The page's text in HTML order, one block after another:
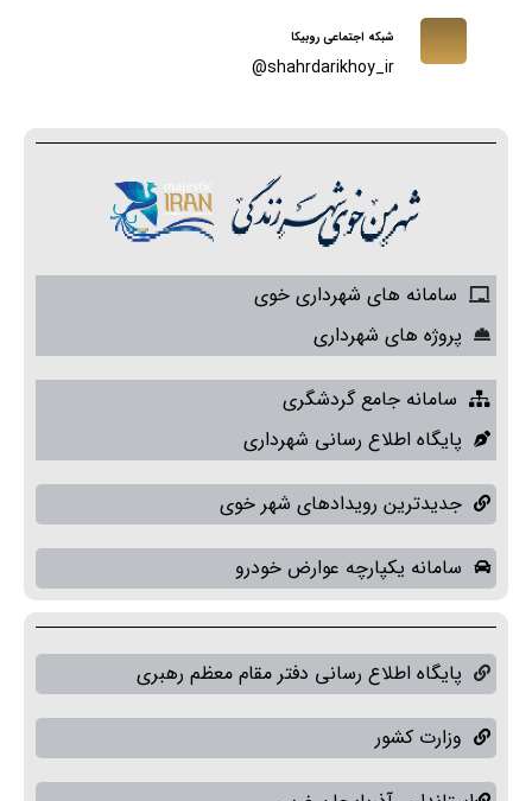
شبکه اجتماعی روبیکا
shahrdarikhoy_ir@
سامانه های شهرداری خوی
پروژه های شهرداری
سامانه جامع گردشگری
پایگاه اطلاع رسانی شهرداری
جدیدترین رویدادهای شهر خوی
سامانه یکپارچه عوارض خودرو
پایگاه اطلاع رسانی دفتر مقام معظم رهبری
وزارت کشور